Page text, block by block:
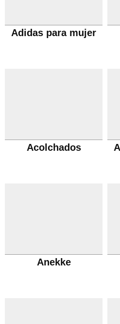
Adidas para mujer
Acolchados
Anekke